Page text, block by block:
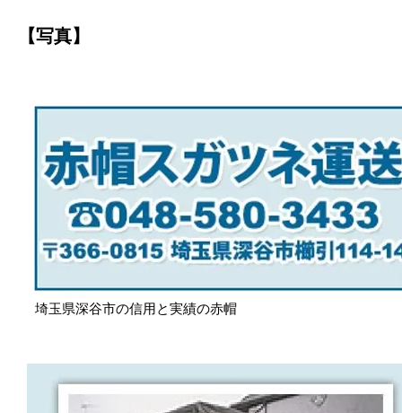
【写真】
埼玉県深谷市の信用と実績の赤帽